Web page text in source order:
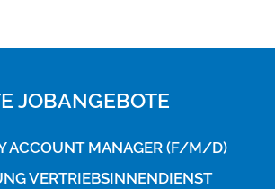
JOBANGEBOTE
ACCOUNT MANAGER (F/M/D)
VERTRIEBSINNENDIENST